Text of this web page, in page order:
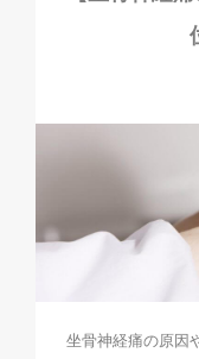
坐骨神経痛の原因